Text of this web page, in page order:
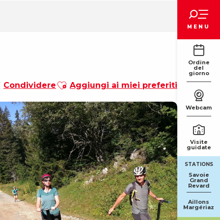
MENU
Ordine
del
giorno
Webcam
Visite
guidate
STATIONS
Savoie
Grand
Revard
Aillons
Margériaz
Condividere Ajouter aux favoris
Aggiungi ai miei preferiti